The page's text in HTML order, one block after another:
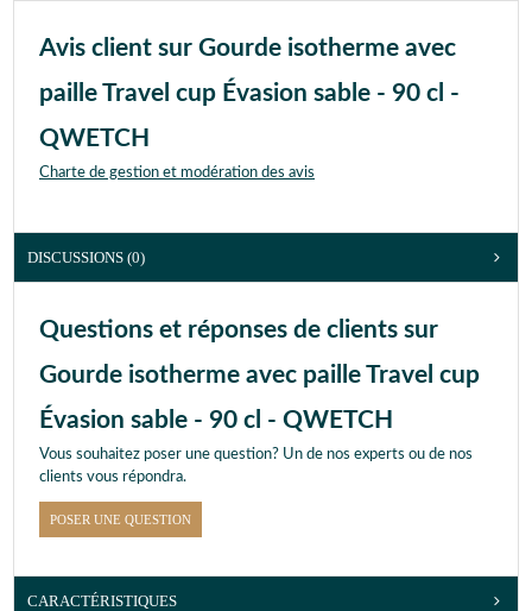
Avis client sur Gourde isotherme avec
paille Travel cup Évasion sable - 90 cl -
QWETCH
Charte de gestion et modération des avis
DISCUSSIONS (0)
Questions et réponses de clients sur
Gourde isotherme avec paille Travel cup
Évasion sable - 90 cl - QWETCH
Vous souhaitez poser une question? Un de nos experts ou de nos
clients vous répondra.
POSER UNE QUESTION
CARACTÉRISTIQUES